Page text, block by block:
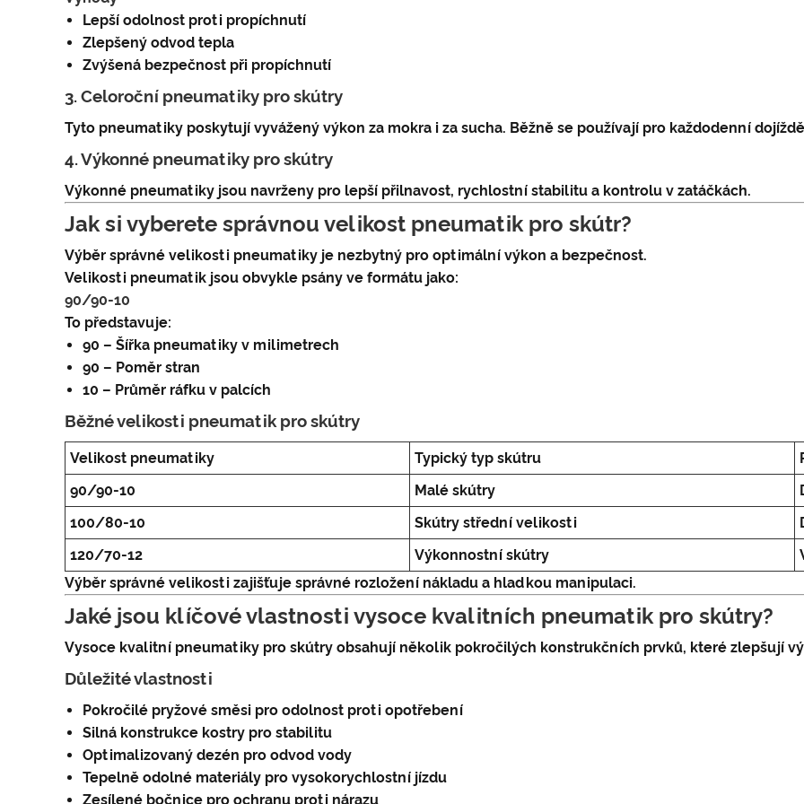
Lepší odolnost proti propíchnutí
Zlepšený odvod tepla
Zvýšená bezpečnost při propíchnutí
3. Celoroční pneumatiky pro skútry
Tyto pneumatiky poskytují vyvážený výkon za mokra i za sucha. Běžně se používají pro každodenní
4. Výkonné pneumatiky pro skútry
Výkonné pneumatiky jsou navrženy pro lepší přilnavost, rychlostní stabilitu a kontrolu v zatáčkách.
Jak si vyberete správnou velikost pneumatik pro skútr?
Výběr správné velikosti pneumatiky je nezbytný pro optimální výkon a bezpečnost.
Velikosti pneumatik jsou obvykle psány ve formátu jako:
90/90-10
To představuje:
90 – Šířka pneumatiky v milimetrech
90 – Poměr stran
10 – Průměr ráfku v palcích
Běžné velikosti pneumatik pro skútry
Velikost pneumatiky Typický typ skútru
90/90-10
Malé skútry
100/80-10
Skútry střední velikosti
120/70-12
Výkonnostní skútry
Výběr správné velikosti zajišťuje správné rozložení nákladu a hladkou manipulaci.
Jaké jsou klíčové vlastnosti vysoce kvalitních pneumatik pro skútry?
Vysoce kvalitní pneumatiky pro skútry obsahují několik pokročilých konstrukčních prvků, které zlepšují
Důležité vlastnosti
Pokročilé pryžové směsi pro odolnost proti opotřebení
Silná konstrukce kostry pro stabilitu
Optimalizovaný dezén pro odvod vody
Tepelně odolné materiály pro vysokorychlostní jízdu
Zesílené bočnice pro ochranu proti nárazu